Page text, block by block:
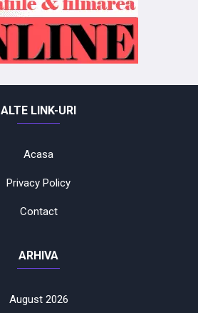
ALTE LINK-URI
Acasa
Privacy Policy
Contact
ARHIVA
August 2026